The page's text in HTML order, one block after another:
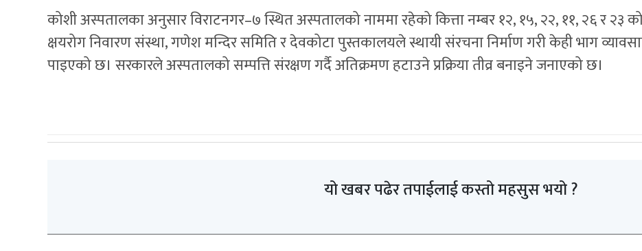
कोशी अस्पतालका अनुसार विराटनगर–७ स्थित अस्पतालको नाममा रहेको कित्ता नम्बर १२, १५, २२, ११, २६ र २३
क्षयरोग निवारण संस्था, गणेश मन्दिर समिति र देवकोटा पुस्तकालयले स्थायी संरचना निर्माण गरी केही भाग
पाइएको छ। सरकारले अस्पतालको सम्पत्ति संरक्षण गर्दै अतिक्रमण हटाउने प्रक्रिया तीव्र बनाइने जनाएको छ।
यो खबर पढेर तपाईलाई कस्तो महसुस भयो ?